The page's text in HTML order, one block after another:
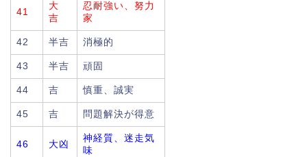
41
大
吉
忍耐強い、努力
家
42 半吉 消極的
43 半吉 頑固
44 吉 慎重、誠実
45 吉 問題解決が得意
46 大凶
神経質、迷走気
味